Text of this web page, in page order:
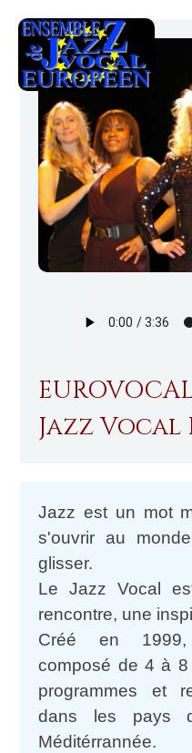
Jazz Vocal
Jazz est un mot
s'ouvrir au
glisser.
Le Jazz Vocal
rencontre, une
Créé en 1999,
composé de 4 à
programmes et
dans les pays
Méditérrannée.